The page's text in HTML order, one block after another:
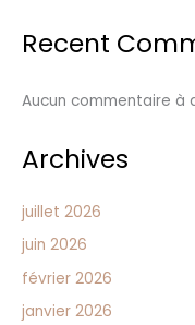
Recent
Aucun commentaire à
Archives
juillet 2026
juin 2026
février 2026
janvier 2026